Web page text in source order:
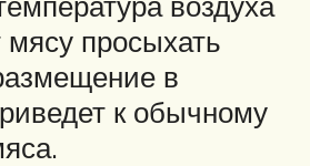
просыхать
в
к обычному